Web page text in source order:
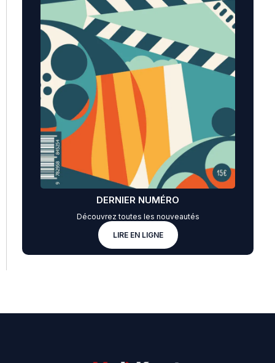
DERNIER NUMÉRO
Découvrez toutes les nouveautés
LIRE EN LIGNE